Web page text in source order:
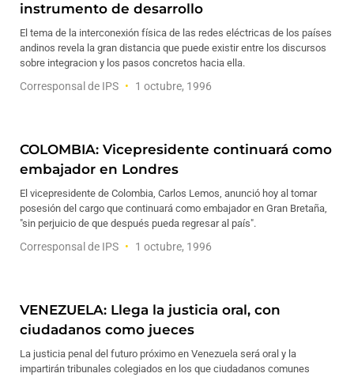
instrumento de desarrollo
El tema de la interconexión física de las redes eléctricas de los países
andinos revela la gran distancia que puede existir entre los discursos
sobre integracion y los pasos concretos hacia ella.
Corresponsal de IPS 1 octubre, 1996
COLOMBIA: Vicepresidente continuará como
embajador en Londres
El vicepresidente de Colombia, Carlos Lemos, anunció hoy al tomar
posesión del cargo que continuará como embajador en Gran Bretaña,
"sin perjuicio de que después pueda regresar al país".
Corresponsal de IPS 1 octubre, 1996
VENEZUELA: Llega la justicia oral, con
ciudadanos como jueces
La justicia penal del futuro próximo en Venezuela será oral y la
impartirán tribunales colegiados en los que ciudadanos comunes